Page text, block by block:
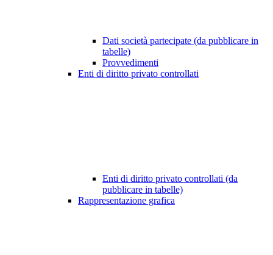
Dati società partecipate (da pubblicare in
tabelle)
Provvedimenti
Enti di diritto privato controllati
Enti di diritto privato controllati (da
pubblicare in tabelle)
Rappresentazione grafica